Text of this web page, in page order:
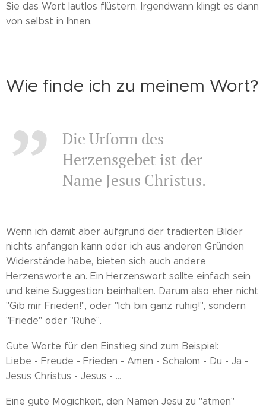
Sie das Wort lautlos flüstern. Irgendwann klingt es dann
von selbst in Ihnen.
Wie finde ich zu meinem Wort?
Die Urform des
Herzensgebet ist der
Name Jesus Christus.
Wenn ich damit aber aufgrund der tradierten Bilder
nichts anfangen kann oder ich aus anderen Gründen
Widerstände habe, bieten sich auch andere
Herzensworte an. Ein Herzenswort sollte einfach sein
und keine Suggestion beinhalten. Darum also eher nicht
"Gib mir Frieden!", oder "Ich bin ganz ruhig!", sondern
"Friede" oder "Ruhe".
Gute Worte für den Einstieg sind zum Beispiel:
Liebe - Freude - Frieden - Amen - Schalom - Du - Ja -
Jesus Christus - Jesus - ...
Eine gute Mögichkeit, den Namen Jesu zu "atmen"